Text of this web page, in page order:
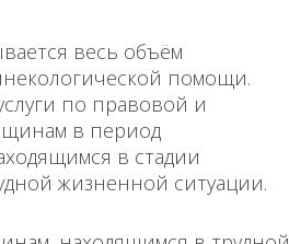
весь объём
помощи.
по правовой и
в период
в стадии
жизненной ситуации.